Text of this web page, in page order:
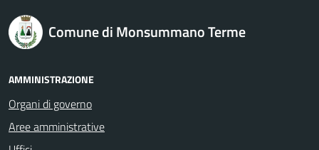
logo Unione Europea
Comune di Monsummano Terme
AMMINISTRAZIONE
Organi di governo
Aree amministrative